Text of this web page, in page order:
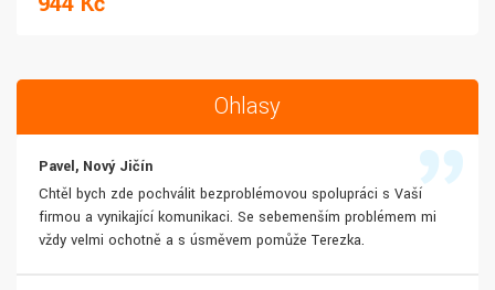
Ohlasy
Pavel, Nový Jičín
Chtěl bych zde pochválit bezproblémovou spolupráci s Vaší
firmou a vynikající komunikaci. Se sebemenším problémem mi
vždy velmi ochotně a s úsměvem pomůže Terezka.